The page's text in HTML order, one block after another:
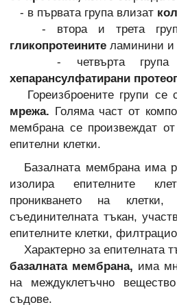
- в първата група влизат
- втора и трета
гликопротеините ламинини и
- четвърта група
хепарансулфатирани
Гореизброените групи се
мрежа. Голяма част от
мембрана се произвеждат
епителни клетки.
Базалната мембрана има
изолира епителните
проникването на
съединителната тъкан,
епителните клетки,
Характерно за епителната
базалната мембрана, има
на междуклетъчно
съдове.